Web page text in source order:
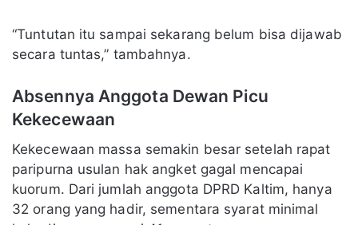
“Tuntutan itu sampai sekarang belum bisa dijawab
secara tuntas,” tambahnya.
Absennya Anggota Dewan Picu
Kekecewaan
Kekecewaan massa semakin besar setelah rapat
paripurna usulan hak angket gagal mencapai
kuorum. Dari jumlah anggota DPRD Kaltim, hanya
32 orang yang hadir, sementara syarat minimal